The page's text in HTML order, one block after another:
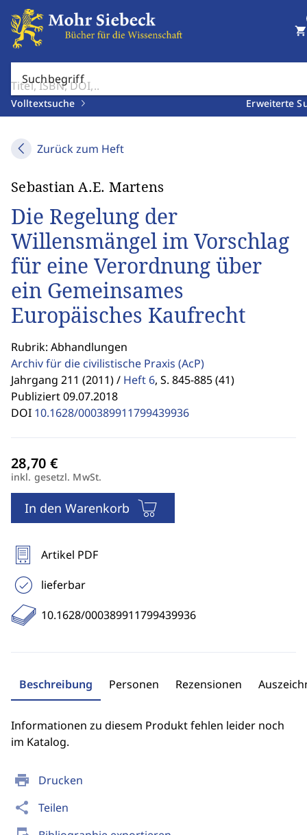
Suchbegriff
Volltextsuche Erweiterte
shopping_cart
Zurück zum Heft
print Drucken
share Teilen
Sebastian A.E. Martens
Die Regelung der
Willensmängel im Vorschlag
für eine Verordnung über
ein Gemeinsames
Europäisches Kaufrecht
Rubrik: Abhandlungen
Archiv für die civilistische Praxis (AcP)
Jahrgang 211 (2011) / Heft 6, S. 845-885 (41)
Publiziert 09.07.2018
DOI 10.1628/000389911799439936
inkl. gesetzl. MwSt.
In den Warenkorb
Artikel PDF
lieferbar
10.1628/000389911799439936
Beschreibung Personen Rezensionen
Informationen zu diesem Produkt fehlen leider noch
im Katalog.